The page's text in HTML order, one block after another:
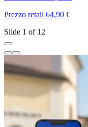
Prezzo retail 64,90 €
Slide 1 of 12